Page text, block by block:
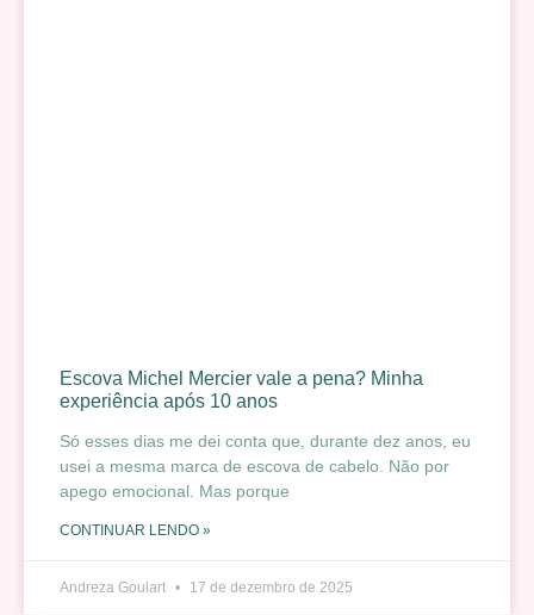
Escova Michel Mercier vale a pena? Minha
experiência após 10 anos
Só esses dias me dei conta que, durante dez anos, eu
usei a mesma marca de escova de cabelo. Não por
apego emocional. Mas porque
CONTINUAR LENDO »
Andreza Goulart 17 de dezembro de 2025